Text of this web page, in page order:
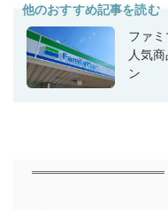
他のおすすめ記事を読む
ファ
人気
ン